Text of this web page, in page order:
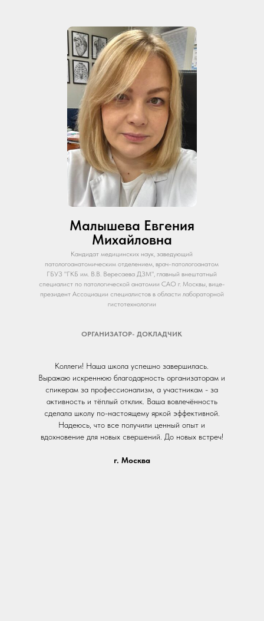
Малышева Евгения
Михайловна
Кандидат медицинских наук, заведующий
патологоанатомическим отделением, врач-патологоанатом
ГБУЗ "ГКБ им. В.В. Вересаева ДЗМ", главный внештатный
специалист по патологической анатомии САО г. Москвы, вице-
президент Ассоциации специалистов в области лабораторной
гистотехнологии
ОРГАНИЗАТОР- ДОКЛАДЧИК
Коллеги! Наша школа успешно завершилась.
Выражаю искреннюю благодарность организаторам и
спикерам за профессионализм, а участникам - за
активность и тёплый отклик. Ваша вовлечённость
сделала школу по-настоящему яркой эффективной.
Надеюсь, что все получили ценный опыт и
вдохновение для новых свершений. До новых встреч!
г. Москва